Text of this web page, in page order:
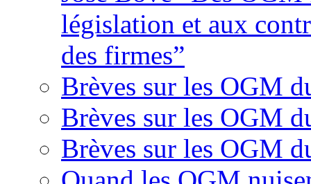
législation et aux
des firmes”
Brèves sur les OGM
Brèves sur les OGM
Brèves sur les OGM